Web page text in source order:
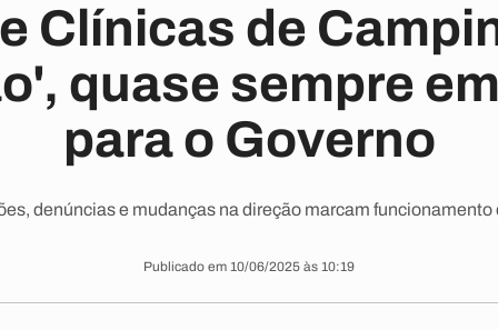
Clínicas de
quase sempre
para o Governo
denúncias e mudanças na direção marcam funcionamento
Publicado em 10/06/2025 às 10:19